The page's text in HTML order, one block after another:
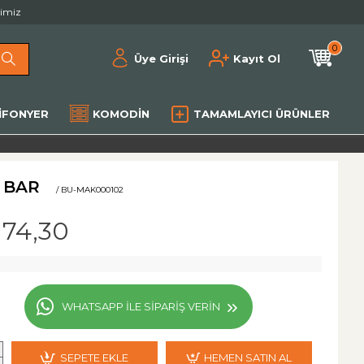
Üye Girişi Kayıt Ol
0
KOMODIN TAMAMLAYICI ÜRÜNLER
/ BU-MAK000102
WHATSAPP ILE SIPARIŞ VERIN
SEPETE EKLE HEMEN SATIN AL